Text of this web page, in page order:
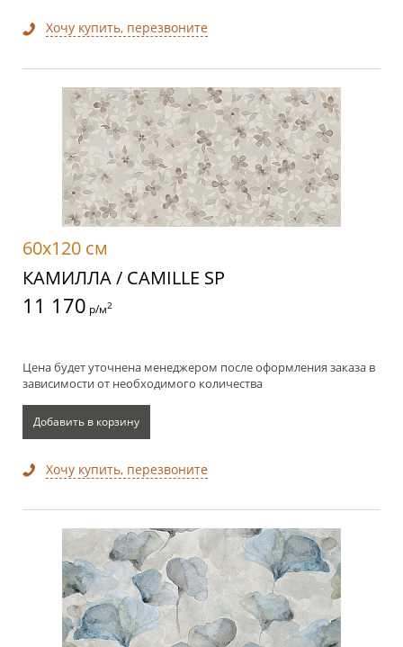
Хочу купить, перезвоните
60x120 см
КАМИЛЛА / CAMILLE SP
11 170 р/м2
Цена будет уточнена менеджером после оформления заказа в
зависимости от необходимого количества
Добавить в корзину
Хочу купить, перезвоните